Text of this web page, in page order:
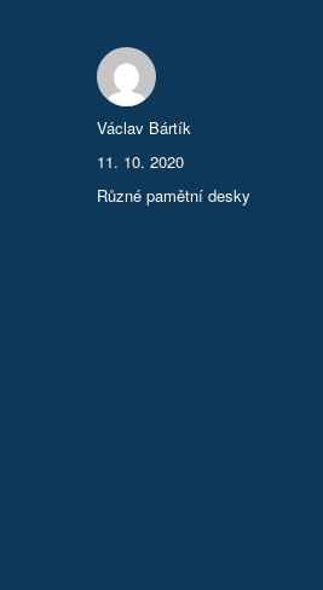
Autor:
Václav Bártík
Publikováno:
11. 10. 2020
Rubriky:
Různé pamětní desky